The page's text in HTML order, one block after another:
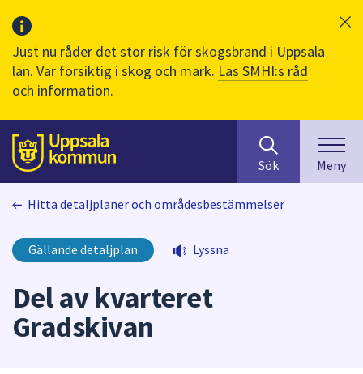
Just nu råder det stor risk för skogsbrand i Uppsala
län. Var försiktig i skog och mark. Läs SMHI:s råd
och information.
Till sidans
huvudinnehåll
efter
innehåll
på
webbplatsen.
Sök Meny
Hitta detaljplaner och områdesbestämmelser
Gällande detaljplan Lyssna
Del av kvarteret
Gradskivan